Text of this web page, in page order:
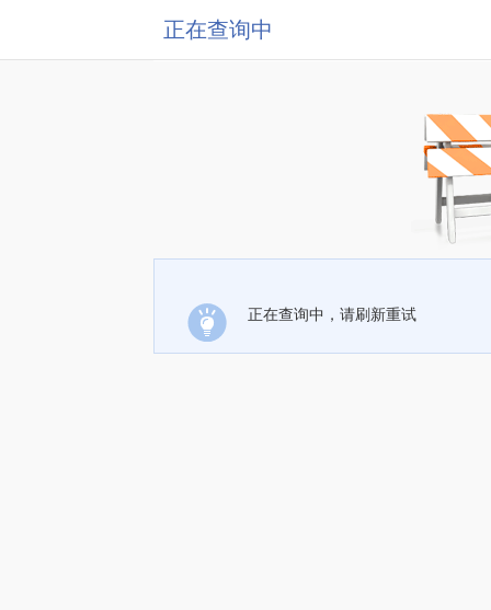
正在查询中
正在查询中，请刷新重试